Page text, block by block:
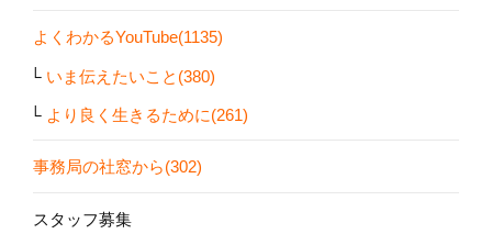
よくわかるYouTube(1135)
いま伝えたいこと(380)
より良く生きるために(261)
事務局の社窓から(302)
スタッフ募集